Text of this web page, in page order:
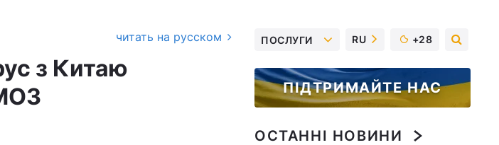
читать на русском
з Китаю
ПОСЛУГИ RU +28
ПІДТРИМАЙТЕ НАС
ОСТАННІ НОВИНИ